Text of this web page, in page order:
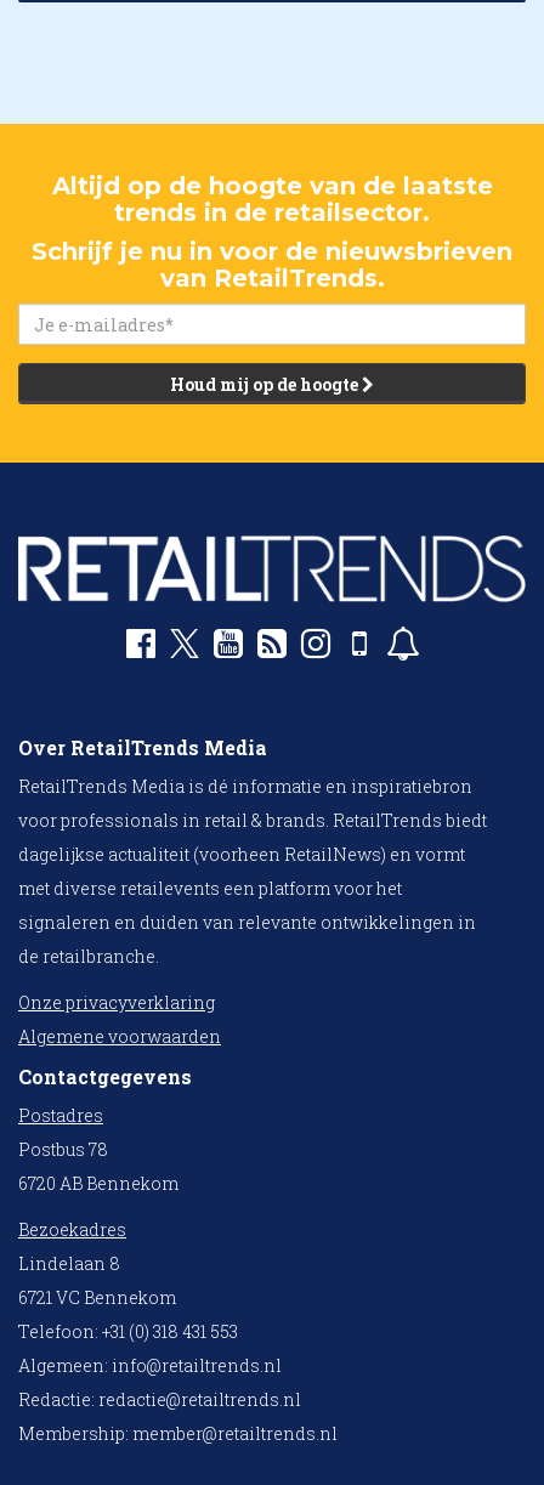
Altijd op de hoogte van de laatste
trends in de retailsector.
Schrijf je nu in voor de nieuwsbrieven
van RetailTrends.
Houd mij op de hoogte
Over RetailTrends Media
RetailTrends Media is dé informatie en inspiratiebron
voor professionals in retail & brands. RetailTrends biedt
dagelijkse actualiteit (voorheen RetailNews) en vormt
met diverse retailevents een platform voor het
signaleren en duiden van relevante ontwikkelingen in
de retailbranche.
Onze privacyverklaring
Algemene voorwaarden
Contactgegevens
Postadres
Postbus 78
6720 AB Bennekom
Bezoekadres
Lindelaan 8
6721 VC Bennekom
Telefoon: +31 (0) 318 431 553
Algemeen: info@retailtrends.nl
Redactie: redactie@retailtrends.nl
Membership: member@retailtrends.nl